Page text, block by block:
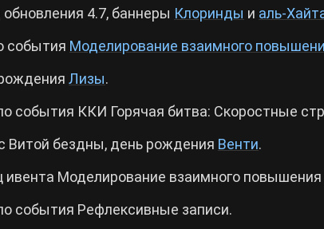
4.7, баннеры Клоринды и аль-
события Моделирование взаимного
Лизы.
события ККИ Горячая битва: Скоростные
Витой бездны, день рождения Венти.
ивента Моделирование взаимного повышения
события Рефлексивные записи.